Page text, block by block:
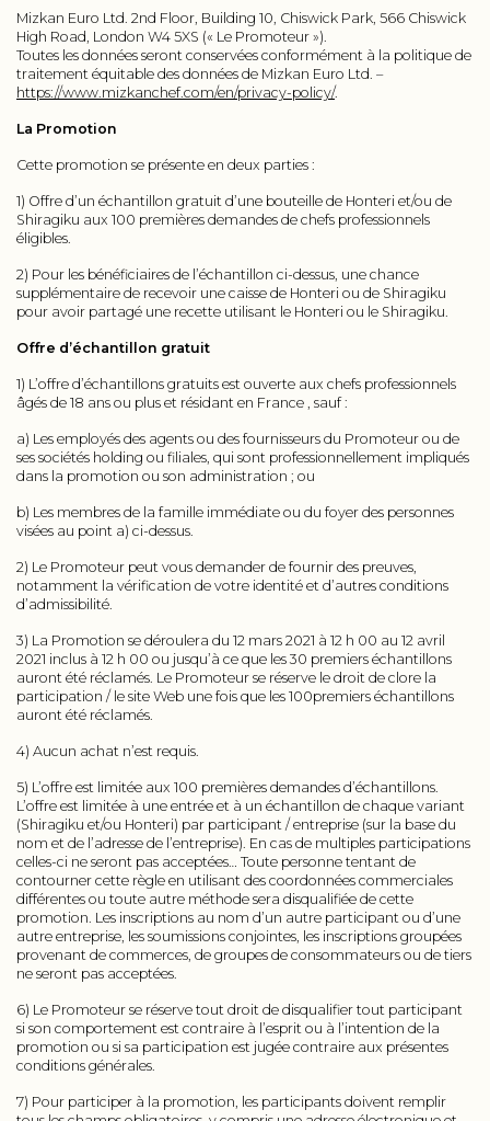
Mizkan Euro Ltd. 2nd Floor, Building 10, Chiswick Park, 566 Chiswick
High Road, London W4 5XS (« Le Promoteur »).
Toutes les données seront conservées conformément à la politique de
traitement équitable des données de Mizkan Euro Ltd. –
https://www.mizkanchef.com/en/privacy-policy/.
La Promotion
Cette promotion se présente en deux parties :
1) Offre d’un échantillon gratuit d’une bouteille de Honteri et/ou de
Shiragiku aux 100 premières demandes de chefs professionnels
éligibles.
2) Pour les bénéficiaires de l’échantillon ci-dessus, une chance
supplémentaire de recevoir une caisse de Honteri ou de Shiragiku
pour avoir partagé une recette utilisant le Honteri ou le Shiragiku.
Offre d’échantillon gratuit
1) L’offre d’échantillons gratuits est ouverte aux chefs professionnels
âgés de 18 ans ou plus et résidant en France , sauf :
a) Les employés des agents ou des fournisseurs du Promoteur ou de
ses sociétés holding ou filiales, qui sont professionnellement impliqués
dans la promotion ou son administration ; ou
b) Les membres de la famille immédiate ou du foyer des personnes
visées au point a) ci-dessus.
2) Le Promoteur peut vous demander de fournir des preuves,
notamment la vérification de votre identité et d’autres conditions
d’admissibilité.
3) La Promotion se déroulera du 12 mars 2021 à 12 h 00 au 12 avril
2021 inclus à 12 h 00 ou jusqu’à ce que les 30 premiers échantillons
auront été réclamés. Le Promoteur se réserve le droit de clore la
participation / le site Web une fois que les 100premiers échantillons
auront été réclamés.
4) Aucun achat n’est requis.
5) L’offre est limitée aux 100 premières demandes d’échantillons.
L’offre est limitée à une entrée et à un échantillon de chaque variant
(Shiragiku et/ou Honteri) par participant / entreprise (sur la base du
nom et de l’adresse de l’entreprise). En cas de multiples participations
celles-ci ne seront pas acceptées… Toute personne tentant de
contourner cette règle en utilisant des coordonnées commerciales
différentes ou toute autre méthode sera disqualifiée de cette
promotion. Les inscriptions au nom d’un autre participant ou d’une
autre entreprise, les soumissions conjointes, les inscriptions groupées
provenant de commerces, de groupes de consommateurs ou de tiers
ne seront pas acceptées.
6) Le Promoteur se réserve tout droit de disqualifier tout participant
si son comportement est contraire à l’esprit ou à l’intention de la
promotion ou si sa participation est jugée contraire aux présentes
conditions générales.
7) Pour participer à la promotion, les participants doivent remplir